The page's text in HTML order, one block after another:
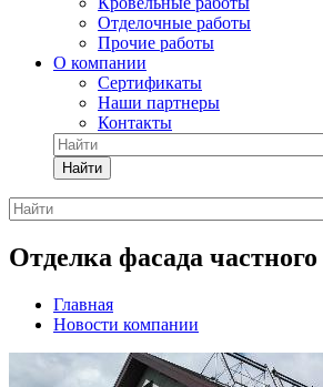
Отделочные работы
Прочие работы
О компании
Сертификаты
Наши партнеры
Контакты
Найти
Отделка фасада
Главная
Новости компании